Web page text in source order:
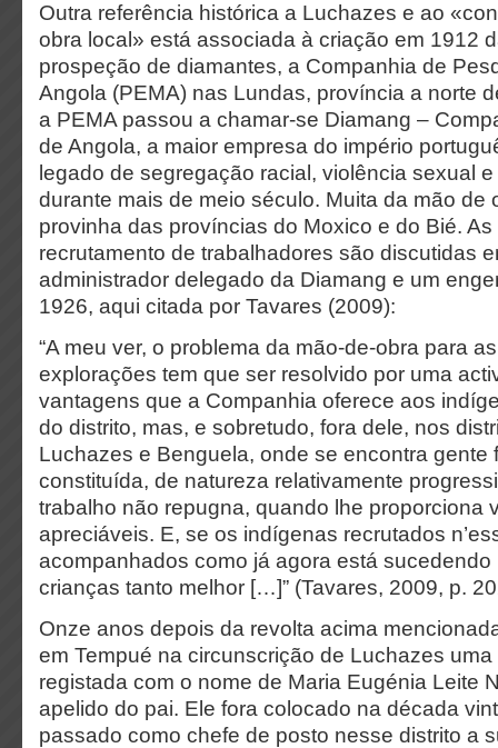
Outra referência histórica a Luchazes e ao
obra local» está associada à criação em 1912
prospeção de diamantes, a Companhia de
Angola (PEMA) nas Lundas, província a norte
a PEMA passou a chamar-se Diamang –
de Angola, a maior empresa do império
legado de segregação racial, violência sexual
durante mais de meio século. Muita da mão de
provinha das províncias do Moxico e do Bié.
recrutamento de trabalhadores são discutidas
administrador delegado da Diamang e um
1926, aqui citada por Tavares (2009):
“A meu ver, o problema da mão-de-obra para
explorações tem que ser resolvido por uma
vantagens que a Companhia oferece aos
do distrito, mas, e sobretudo, fora dele, nos
Luchazes e Benguela, onde se encontra gente
constituída, de natureza relativamente
trabalho não repugna, quando lhe proporciona
apreciáveis. E, se os indígenas recrutados
acompanhados como já agora está sucedendo
crianças tanto melhor […]” (Tavares, 2009, p.
Onze anos depois da revolta acima
em Tempué na circunscrição de Luchazes
registada com o nome de Maria Eugénia Leite
apelido do pai. Ele fora colocado na década
passado como chefe de posto nesse distrito a